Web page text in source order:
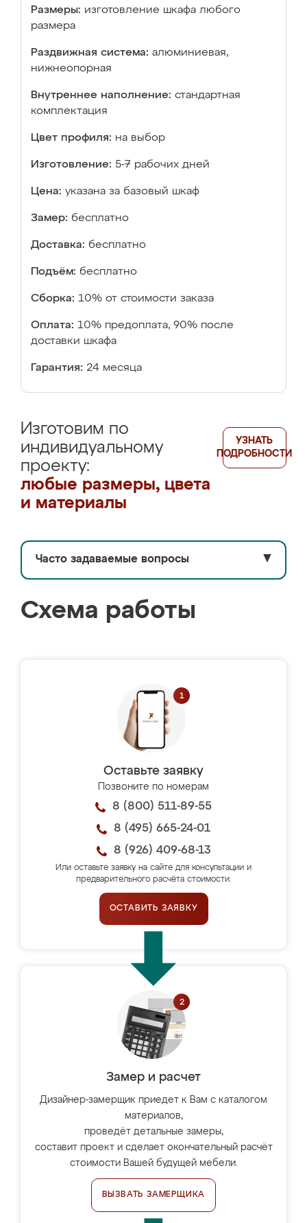
Размеры: изготовление шкафа любого
размера
Раздвижная система: алюминиевая,
нижнеопорная
Внутреннее наполнение: стандартная
комплектация
Цвет профиля: на выбор
Изготовление: 5-7 рабочих дней
Цена: указана за базовый шкаф
Замер: бесплатно
Доставка: бесплатно
Подъём: бесплатно
Сборка: 10% от стоимости заказа
Оплата: 10% предоплата, 90% после
доставки шкафа
Гарантия: 24 месяца
Изготовим по
индивидуальному
проекту:
любые размеры, цвета
и материалы
УЗНАТЬ
ПОДРОБНОСТИ
Часто задаваемые вопросы ▼
Схема работы
Оставьте заявку
Позвоните по номерам
8 (800) 511-89-55
8 (495) 665-24-01
8 (926) 409-68-13
Или оставьте заявку на сайте для консультации и
предварительного расчёта стоимости.
ОСТАВИТЬ ЗАЯВКУ
Замер и расчет
Дизайнер-замерщик приедет к Вам с каталогом
материалов,
проведёт детальные замеры,
составит проект и сделает окончательный расчёт
стоимости Вашей будущей мебели.
ВЫЗВАТЬ ЗАМЕРЩИКА